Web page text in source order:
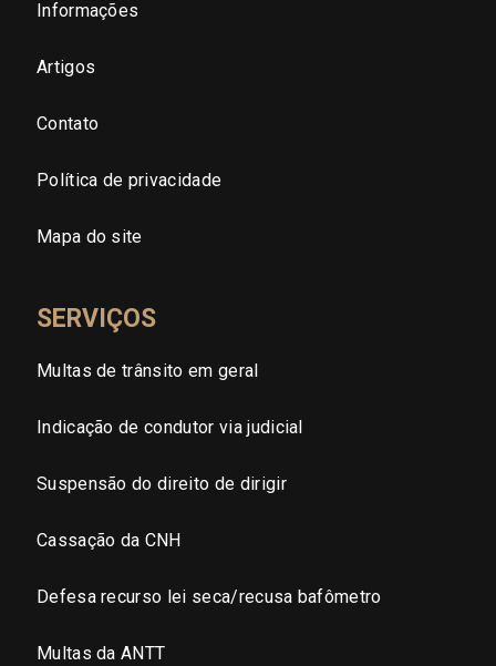
Informações
Artigos
Contato
Política de privacidade
Mapa do site
SERVIÇOS
Multas de trânsito em geral
Indicação de condutor via judicial
Suspensão do direito de dirigir
Cassação da CNH
Defesa recurso lei seca/recusa bafômetro
Multas da ANTT